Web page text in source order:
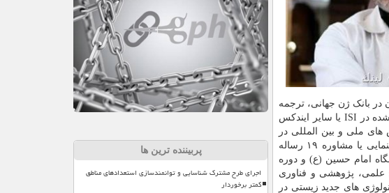
تأثیرگذار بر توسعه بیوتکنولوژی کشور و برنده جایزه دکتر کاظمی آشتیانی شد. ثبت سه اختراع، ثبت ۱۱ ژن در بانک ژن جهانی، ترجمه
و تدوین سه جلد کتاب تخصصی، فعالیت بعنوان مجری یا همکار در ۱۸ پروژه تحقیقاتی، انتشار ۸۲ عنوان مقاله نمایه شده در ISI یا سایر ایندکس
۱۱۹ مقاله در همایش ها و کنفرانس های ملی و بین المللی در
کارنامه فعالیت ها و دستاوردهای علمی، پژوهشی دکتر تولائی دیده می شود. وی در حوزه آموزش هم علاوه بر راهنمایی یا مشاوره ۱۹ رساله
امام حسین (ع) و دوره
علمی، پژوهشی و فناوری
(از سال ۱۳۸۲ تا ۸۵)، تأسیس پژوهشکده تکنولوژی های جدید زیستی در
پربیننده ترین ها
اجرای طرح مشترک شناسایی و توانمندسازی استعدادهای مناطق
کمتر برخوردار